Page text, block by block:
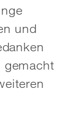
und
gemacht